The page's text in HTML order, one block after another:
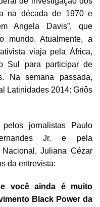
na década de 1970 e
Angela Davis”, que
mundo. Atualmente, a
viaja pela África,
Sul para participar de
Na semana passada,
Latinidades 2014: Griôs
jornalistas Paulo
Jr. e pela
Juliana Cézar
da entrevista:
você ainda é muito
Black Power da